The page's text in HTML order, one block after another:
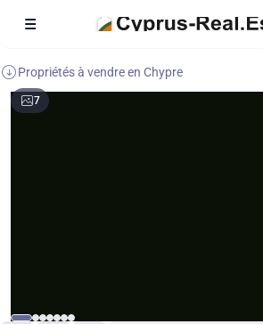
Propriétés à vendre en Chypre
7